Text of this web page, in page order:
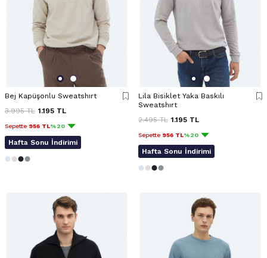
Bej Kapüşonlu Sweatshırt
3.995TL 1.195 TL
Sepette 956 TL%20
Hafta Sonu İndirimi
Lila Bisiklet Yaka Baskılı
Sweatshırt
2.495TL 1.195 TL
Sepette 956 TL%20
Hafta Sonu İndirimi